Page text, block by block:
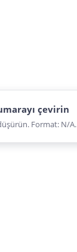
çevirin
Format: N/A.